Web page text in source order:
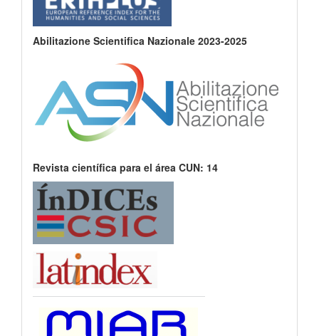
Abilitazione Scientifica Nazionale 2023-2025
Revista científica para el área CUN: 14